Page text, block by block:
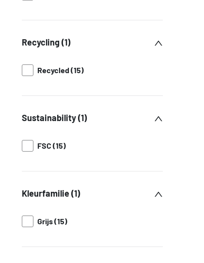
Recycling (1)
Recycled (15)
Sustainability (1)
FSC (15)
Kleurfamilie (1)
Grijs (15)